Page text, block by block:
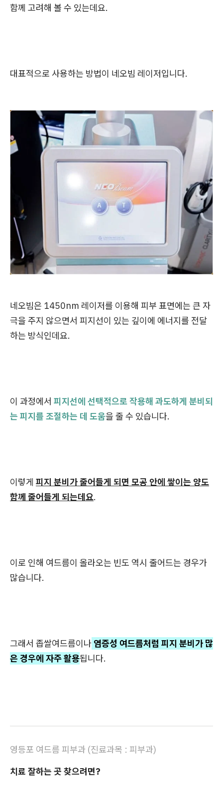
함께 고려해 볼 수 있는데요.
대표적으로 사용하는 방법이 네오빔 레이저입니다.
네오빔은 1450nm 레이저를 이용해 피부 표면에는 큰 자
극을 주지 않으면서 피지선이 있는 깊이에 에너지를 전달
하는 방식인데요.
이 과정에서 피지선에 선택적으로 작용해 과도하게 분비되
는 피지를 조절하는 데 도움을 줄 수 있습니다.
이렇게 피지 분비가 줄어들게 되면 모공 안에 쌓이는 양도
함께 줄어들게 되는데요.
이로 인해 여드름이 올라오는 빈도 역시 줄어드는 경우가
많습니다.
그래서 좁쌀여드름이나 염증성 여드름처럼 피지 분비가 많
은 경우에 자주 활용됩니다.
영등포 여드름 피부과 (진료과목 : 피부과)
치료 잘하는 곳 찾으려면?